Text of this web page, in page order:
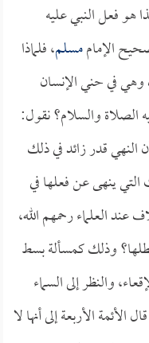
هو فعل النبي عليه
الإماممسلم، فلماذا
وهي في حني الإنسان
الصلاة والسلام؟ نقول:
قدر زائد في ذلك
التي ينهى عن فعلها في
العلماء رحمهم الله،
وذلك كمسألة بسط
والنظر إلى السماء
الأربعة إلى أنها لا